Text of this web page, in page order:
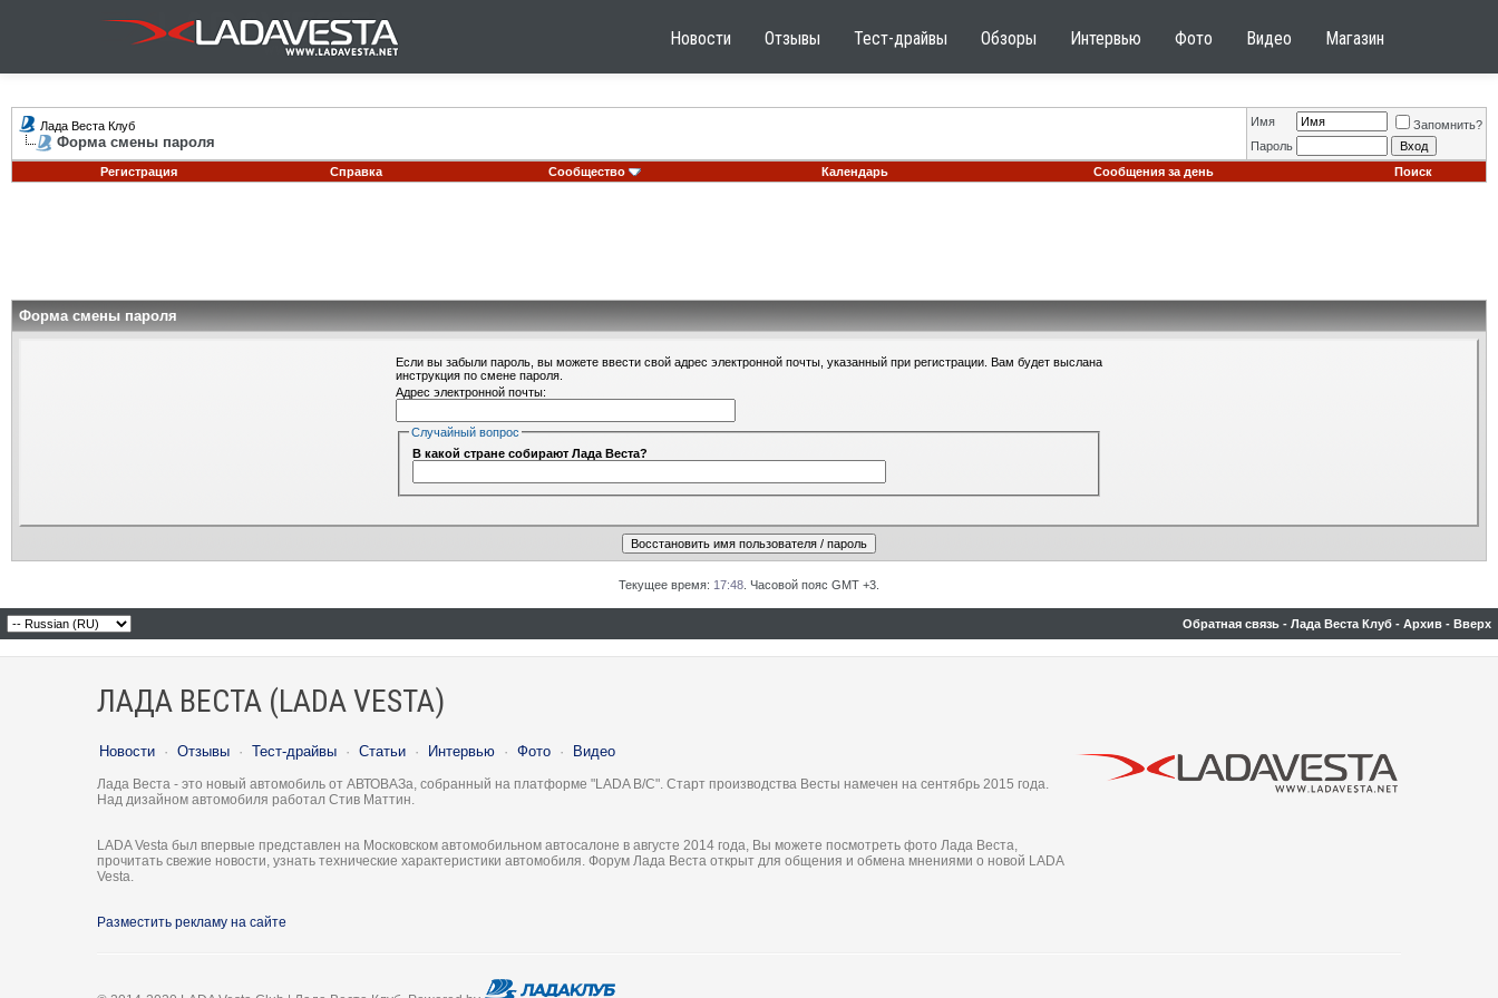
Новости Отзывы Тест-драйвы Обзоры Интервью Фото Видео Магазин
Лада Веста Клуб
Форма смены пароля
Имя
Запомнить?
Пароль
Регистрация
Справка Сообщество Календарь Сообщения за день Поиск
Форма смены пароля
Если вы забыли пароль, вы можете ввести свой адрес электронной почты, указанный при регистрации. Вам будет выслана
инструкция по смене пароля.
Адрес электронной почты:
Случайный вопрос
В какой стране собирают Лада Веста?
Текущее время: 17:48 . Часовой пояс GMT +3.
Обратная связь - Лада Веста Клуб - Архив - Вверх
ЛАДА ВЕСТА (LADA VESTA)
Новости · Отзывы · Тест-драйвы · Статьи · Интервью · Фото · Видео
Лада Веста - это новый автомобиль от АВТОВАЗа, собранный на платформе "LADA B/C". Старт производства Весты намечен на сентябрь 2015 года.
Над дизайном автомобиля работал Стив Маттин.
LADA Vesta был впервые представлен на Московском автомобильном автосалоне в августе 2014 года, Вы можете посмотреть фото Лада Веста,
прочитать свежие новости, узнать технические характеристики автомобиля. Форум Лада Веста открыт для общения и обмена мнениями о новой LADA
Vesta.
Разместить рекламу на сайте